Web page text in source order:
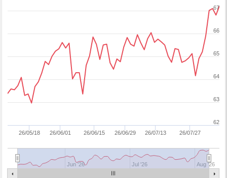
26/05/18 26/06/01 26/06/15 26/06/29 26/07/13 26/07/27
Jun '26 Jul '26 Aug '26
62
63
64
65
66
67